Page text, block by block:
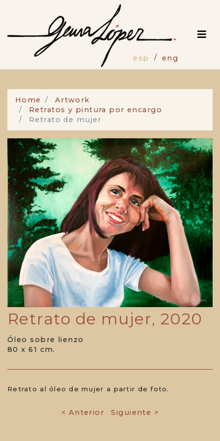
principal
esp eng
Home
Artwork
Retratos y pintura por encargo
Retrato de mujer
Retrato de mujer, 2020
Óleo sobre lienzo
80 x 61 cm.
Retrato al óleo de mujer a partir de foto.
< Anterior Siguiente >